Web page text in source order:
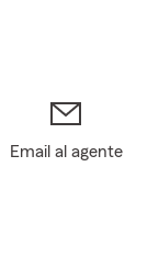
Email al agente